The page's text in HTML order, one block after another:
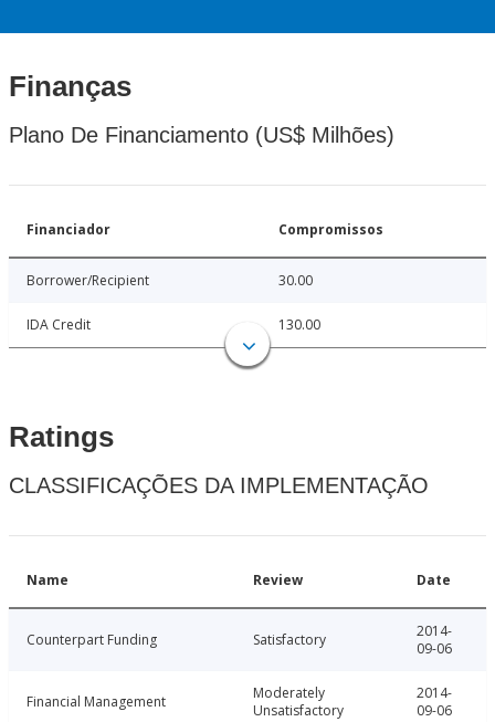
Finanças
Plano De Financiamento (US$ Milhões)
Financiador Compromissos
Borrower/Recipient 30.00
IDA Credit 130.00
Ratings
CLASSIFICAÇÕES DA IMPLEMENTAÇÃO
Name Review Date
Counterpart Funding Satisfactory
2014-
09-06
Financial Management
Moderately
Unsatisfactory
2014-
09-06